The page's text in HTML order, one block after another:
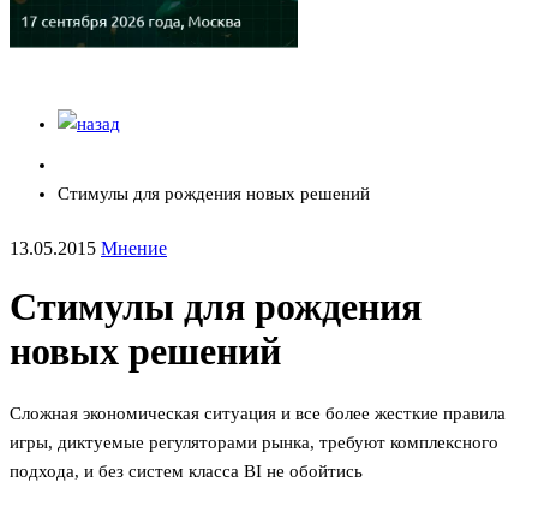
Стимулы для рождения новых решений
13.05.2015 Мнение
Стимулы для рождения
новых решений
Сложная экономическая ситуация и все более жесткие правила
игры, диктуемые регуляторами рынка, требуют комплексного
подхода, и без систем класса BI не обойтись